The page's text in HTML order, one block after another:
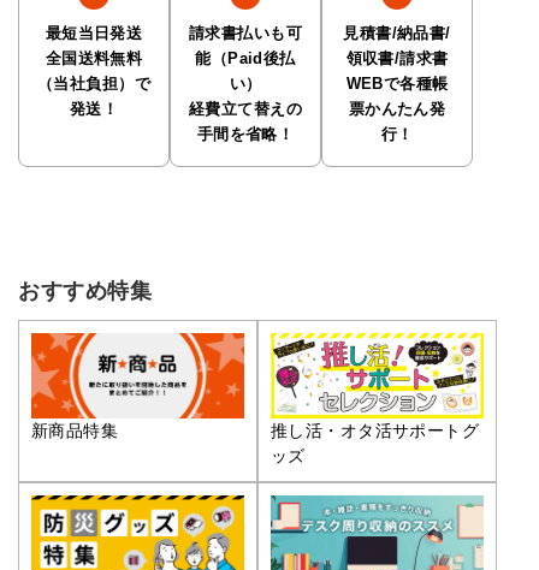
最短当日発送
全国送料無料
（当社負担）で
発送！
請求書払いも可
能（Paid後払
い）
経費立て替えの
手間を省略！
見積書/納品書/
領収書/請求書
WEBで各種帳
票かんたん発
行！
おすすめ特集
新商品特集
推し活・オタ活サポートグ
ッズ